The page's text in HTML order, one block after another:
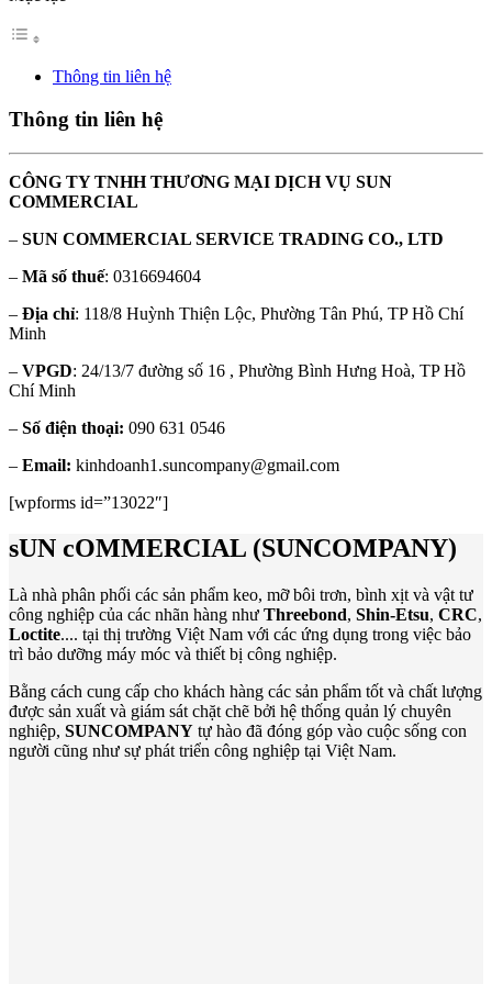
Thông tin liên hệ
Thông tin liên hệ
CÔNG TY TNHH THƯƠNG MẠI DỊCH VỤ SUN
COMMERCIAL
– SUN COMMERCIAL SERVICE TRADING CO., LTD
– Mã số thuế: 0316694604
– Địa chỉ: 118/8 Huỳnh Thiện Lộc, Phường Tân Phú, TP Hồ Chí
Minh
– VPGD: 24/13/7 đường số 16 , Phường Bình Hưng Hoà, TP Hồ
Chí Minh
– Số điện thoại: 090 631 0546
– Email: kinhdoanh1.suncompany@gmail.com
[wpforms id=”13022″]
sUN cOMMERCIAL (SUNCOMPANY)
Là nhà phân phối các sản phẩm keo, mỡ bôi trơn, bình xịt và vật tư
công nghiệp của các nhãn hàng như Threebond, Shin-Etsu, CRC,
Loctite.... tại thị trường Việt Nam với các ứng dụng trong việc bảo
trì bảo dưỡng máy móc và thiết bị công nghiệp.
Bằng cách cung cấp cho khách hàng các sản phẩm tốt và chất lượng
được sản xuất và giám sát chặt chẽ bởi hệ thống quản lý chuyên
nghiệp, SUNCOMPANY tự hào đã đóng góp vào cuộc sống con
người cũng như sự phát triển công nghiệp tại Việt Nam.